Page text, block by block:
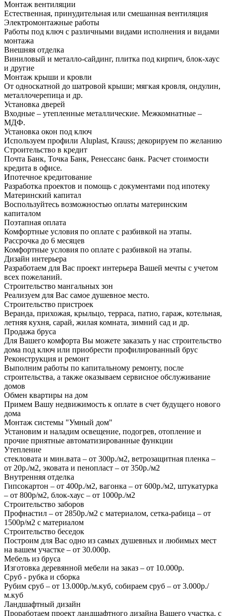
Монтаж вентиляции
Естественная, принудительная или смешанная вентиляция
Электромонтажные работы
Работы под ключ с различными видами исполнения и видами
монтажа
Внешняя отделка
Виниловый и металло-сайдинг, плитка под кирпич, блок-хаус
и другие
Монтаж крыши и кровли
От односкатной до шатровой крыши; мягкая кровля, ондулин,
металлочерепица и др.
Установка дверей
Входные – утепленные металлические. Межкомнатные –
МДФ.
Установка окон под ключ
Используем профили Aluplast, Krauss; декорируем по желанию
Строительство в кредит
Почта Банк, Точка Банк, Ренессанс банк. Расчет стоимости
кредита в офисе.
Ипотечное кредитование
Разработка проектов и помощь с документами под ипотеку
Материнский капитал
Воспользуйтесь возможностью оплаты материнским
капиталом
Поэтапная оплата
Комфортные условия по оплате с разбивкой на этапы.
Рассрочка до 6 месяцев
Комфортные условия по оплате с разбивкой на этапы.
Дизайн интерьера
Разработаем для Вас проект интерьера Вашей мечты с учетом
всех пожеланий.
Строительство мангальных зон
Реализуем для Вас самое душевное место.
Строительство пристроек
Веранда, прихожая, крыльцо, терраса, патио, гараж, котельная,
летняя кухня, сарай, жилая комната, зимний сад и др.
Продажа бруса
Для Вашего комфорта Вы можете заказать у нас строительство
дома под ключ или приобрести профилированный брус
Реконструкция и ремонт
Выполним работы по капитальному ремонту, после
строительства, а также оказываем сервисное обслуживание
домов
Обмен квартиры на дом
Примем Вашу недвижимость к оплате в счет будущего нового
дома
Монтаж системы "Умный дом"
Установим и наладим освещение, подогрев, отопление и
прочие приятные автоматизированные функции
Утепление
стекловата и мин.вата – от 300р./м2, ветрозащитная пленка –
от 20р./м2, эковата и пенопласт – от 350р./м2
Внутренняя отделка
Гипсокартон – от 400р./м2, вагонка – от 600р./м2, штукатурка
– от 800р/м2, блок-хаус – от 1000р./м2
Строительство заборов
Профнастил – от 2850р./м2 с материалом, сетка-рабица – от
1500р/м2 с материалом
Строительство беседок
Построим для Вас одно из самых душевных и любимых мест
на вашем участке – от 30.000р.
Мебель из бруса
Изготовка деревянной мебели на заказ – от 10.000р.
Сруб - рубка и сборка
Рубим сруб – от 13.000р./м.куб, собираем сруб – от 3.000р./
м.куб
Ландшафтный дизайн
Проработаем проект ландшафтного дизайна Вашего участка, с